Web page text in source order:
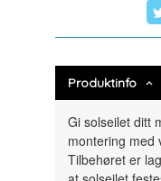
Produktinfo
Gi solseilet ditt
montering med
Tilbehøret er